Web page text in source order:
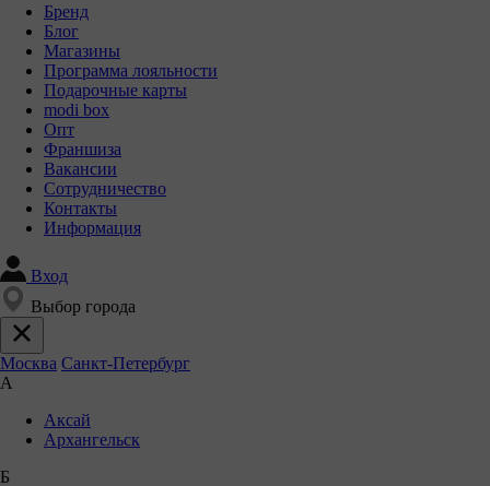
Бренд
Блог
Магазины
Программа лояльности
Подарочные карты
modi box
Опт
Франшиза
Вакансии
Сотрудничество
Контакты
Информация
Вход
Выбор города
Москва Санкт-Петербург
А
Аксай
Архангельск
Б